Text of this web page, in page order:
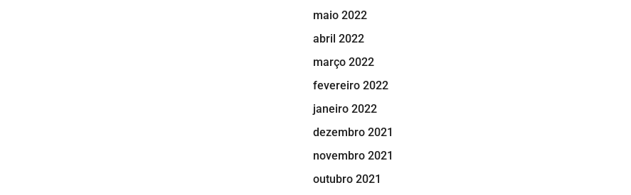
maio 2022
abril 2022
março 2022
fevereiro 2022
janeiro 2022
dezembro 2021
novembro 2021
outubro 2021